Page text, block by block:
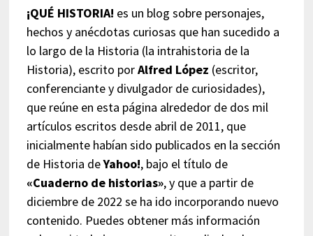
¡QUÉ HISTORIA! es un blog sobre personajes,
hechos y anécdotas curiosas que han sucedido a
lo largo de la Historia (la intrahistoria de la
Historia), escrito porAlfred López (escritor,
conferenciante y divulgador de curiosidades),
que reúne en esta página alrededor de dos mil
artículos escritos desde abril de 2011, que
inicialmente habían sido publicados en la sección
de Historia deYahoo!, bajo el título de
«Cuaderno de historias», y que a partir de
diciembre de 2022 se ha ido incorporando nuevo
contenido. Puedes obtener más información